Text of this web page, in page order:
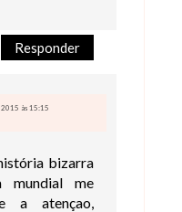
Responder
2015 às 15:15
bizarra
mundial me
a atençao,